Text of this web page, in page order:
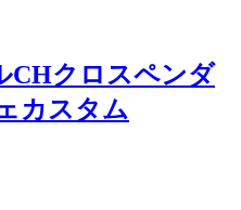
CHクロスペンダ
カスタム